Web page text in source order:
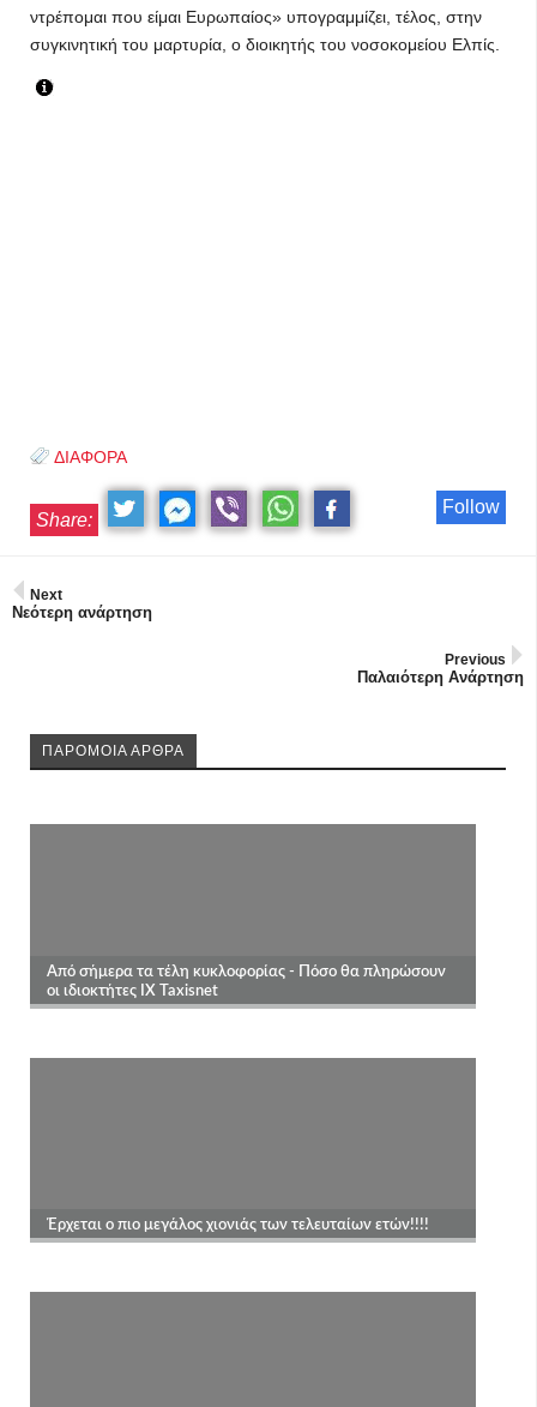
ντρέπομαι που είμαι Ευρωπαίος» υπογραμμίζει, τέλος, στην
συγκινητική του μαρτυρία, ο διοικητής του νοσοκομείου Ελπίς.
ΔΙΑΦΟΡΑ
Follow
Share:
Next
Νεότερη ανάρτηση
Previous
Παλαιότερη Ανάρτηση
ΠΑΡΟΜΟΙΑ ΑΡΘΡΑ